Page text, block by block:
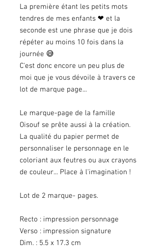
La première étant les petits mots
tendres de mes enfants ❤ et la
seconde est une phrase que je dois
répéter au moins 10 fois dans la
journée 😅
C'est donc encore un peu plus de
moi que je vous dévoile à travers ce
lot de marque page...
Le marque-page de la famille
Oisouf se prête aussi à la création.
La qualité du papier permet de
personnaliser le personnage en le
coloriant aux feutres ou aux crayons
de couleur... Place à l'imagination !
Lot de 2 marque- pages.
Recto : impression personnage
Verso : impression signature
Dim. : 5.5 x 17.3 cm